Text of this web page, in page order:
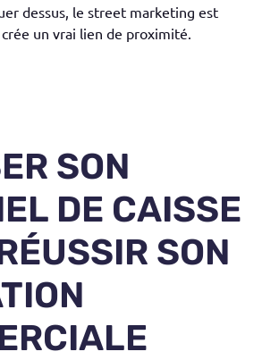
dessus, le street marketing est
un vrai lien de proximité.
SON
DE CAISSE
SON